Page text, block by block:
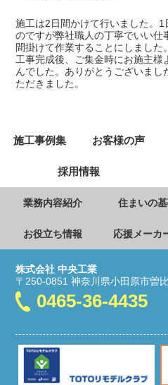
施工は2日間かけて行いました。
のですが弊社職人の丁寧でいい仕
間掛けて作業することにしました
工事完成後、ご集金時にお施主様
んでした。ありがとうございま
ただきました。
施工事例集 お客様の声
採用情報
業務内容紹介 住まいの
お役立ち情報 応援メーカ
株式会社 中央工業
〒250-0851 神奈川県小田原市曽
0465-36-4435